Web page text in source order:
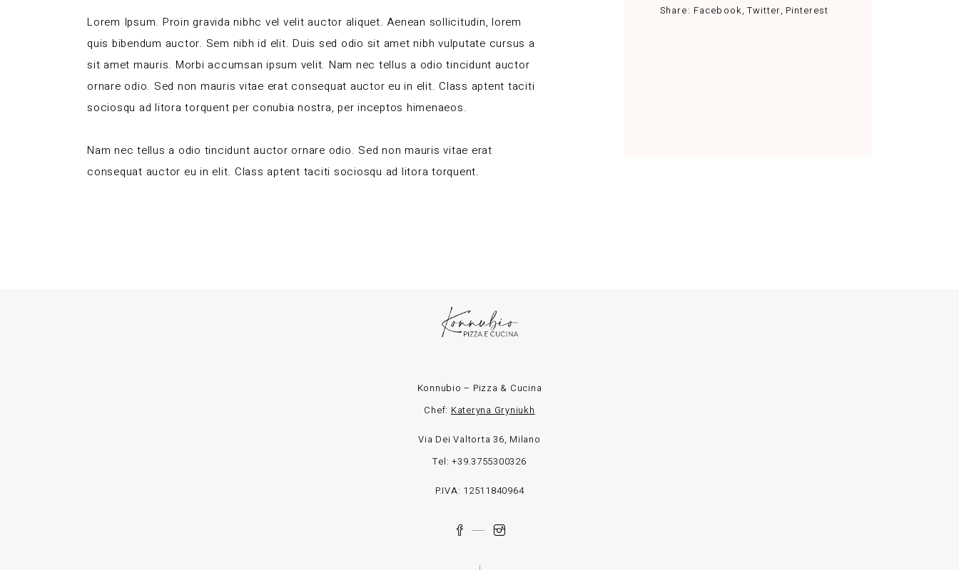
Lorem Ipsum. Proin gravida nibhc vel velit auctor aliquet. Aenean sollicitudin, lorem
quis bibendum auctor. Sem nibh id elit. Duis sed odio sit amet nibh vulputate cursus a
sit amet mauris. Morbi accumsan ipsum velit. Nam nec tellus a odio tincidunt auctor
ornare odio. Sed non mauris vitae erat consequat auctor eu in elit. Class aptent taciti
sociosqu ad litora torquent per conubia nostra, per inceptos himenaeos.
Nam nec tellus a odio tincidunt auctor ornare odio. Sed non mauris vitae erat
consequat auctor eu in elit. Class aptent taciti sociosqu ad litora torquent.
Share: Facebook Twitter Pinterest
Konnubio – Pizza & Cucina
Chef: Kateryna Gryniukh
Via Dei Valtorta 36, Milano
Tel: +39.3755300326
P.IVA: 12511840964